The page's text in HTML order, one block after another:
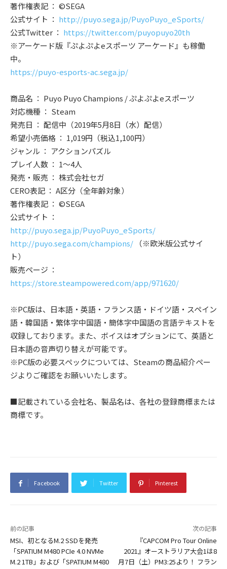
著作権表記 ： ©SEGA
公式サイト ： http://puyo.sega.jp/PuyoPuyo_eSports/
公式Twitter ： https://twitter.com/puyopuyo20th
※アーケード版『ぷよぷよeスポーツ アーケード』も稼働
中。
https://puyo-esports-ac.sega.jp/
商品名 ： Puyo Puyo Champions / ぷよぷよeスポーツ
対応機種 ： Steam
発売日 ： 配信中（2019年5月8日（水）配信）
希望小売価格 ： 1,019円（税込1,100円）
ジャンル ： アクションパズル
プレイ人数 ： 1～4人
発売・販売 ： 株式会社セガ
CERO表記 ： A区分（全年齢対象）
著作権表記 ： ©SEGA
公式サイト ：
http://puyo.sega.jp/PuyoPuyo_eSports/
http://puyo.sega.com/champions/ （※欧米版公式サイ
ト）
販売ページ ：
https://store.steampowered.com/app/971620/
※PC版は、日本語・英語・フランス語・ドイツ語・スペイン
語・韓国語・繁体字中国語・簡体字中国語の言語テキストを
収録しております。また、ボイスはオプションにて、英語と
日本語の音声切り替えが可能です。
※PC版の必要スペックについては、Steamの商品紹介ペー
ジよりご確認をお願いいたします。
■記載されている会社名、製品名は、各社の登録商標または
商標です。
Facebook Twitter Pinterest
前の記事
MSI、初となるM.2 SSDを発売
「SPATIUM M480 PCIe 4.0 NVMe
M.2 1TB」および「SPATIUM M480
次の記事
『CAPCOM Pro Tour Online
2021』オーストラリア大会1は8
月7日（土）PM3:25より！ フラン